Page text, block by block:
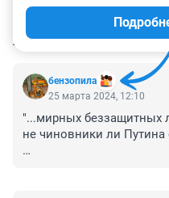
КОММЕНТАРИИ 203
бензопила
25 марта 2024, 12:10
"...мирных беззащитных
не чиновники ли